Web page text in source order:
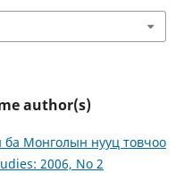
author(s)
ба Монголын нууц товчоо
2006, No 2